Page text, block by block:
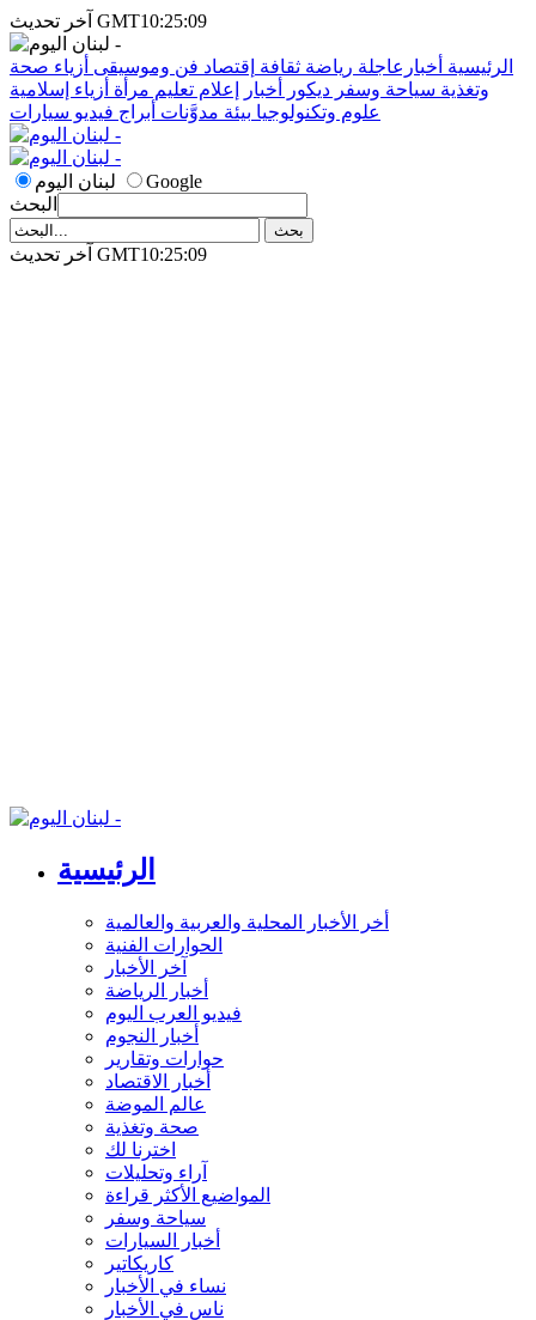
آخر تحديث GMT10:25:09
الرئيسية أخبارعاجلة رياضة ثقافة إقتصاد فن وموسيقى أزياء صحة
وتغذية سياحة وسفر ديكور أخبار إعلام تعليم مرأة أزياء إسلامية
علوم وتكنولوجيا بيئة مدوَّنات أبراج فيديو سيارات
لبنان اليوم
Google
البحث
آخر تحديث GMT10:25:09
الرئيسية
أخر الأخبار المحلية والعربية والعالمية
الحوارات الفنية
آخر الأخبار
أخبار الرياضة
فيديو العرب اليوم
أخبار النجوم
حوارات وتقارير
أخبار الاقتصاد
عالم الموضة
صحة وتغذية
اخترنا لك
آراء وتحليلات
المواضيع الأكثر قراءة
سياحة وسفر
أخبار السيارات
كاريكاتير
نساء في الأخبار
ناس في الأخبار